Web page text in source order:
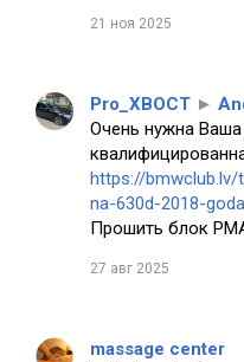
21 ноя 2025
Pro_XBOCT ►
Очень нужна Ваша
https://
na-630d-2018-
Прошить блок
27 авг 2025
massage center